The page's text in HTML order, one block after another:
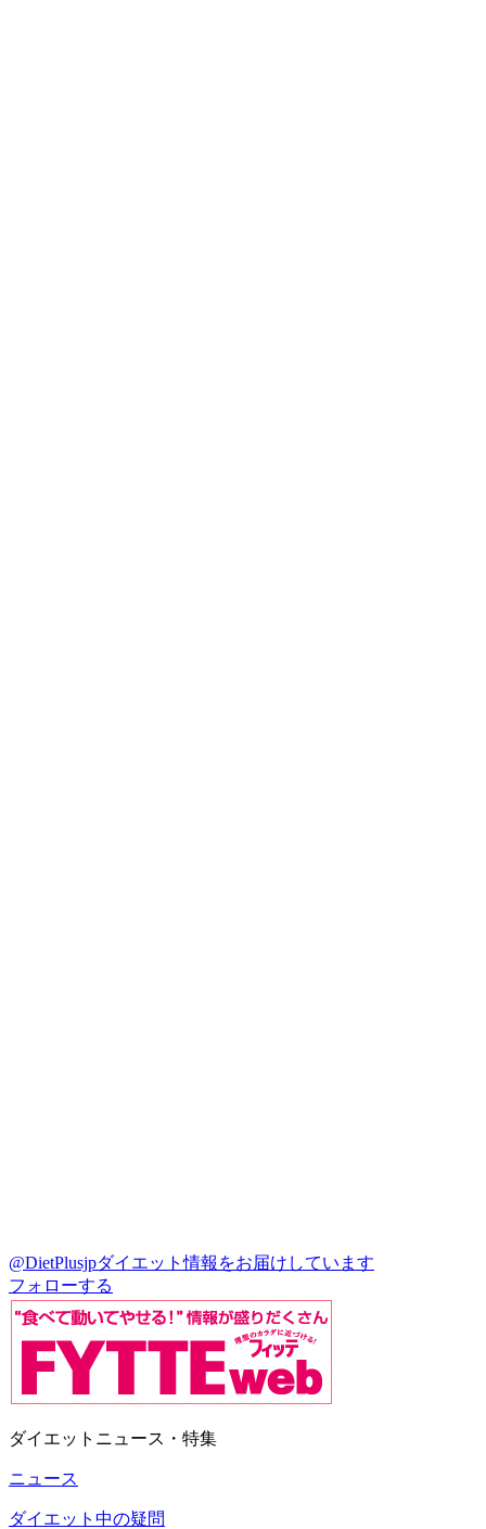
@DietPlusjpダイエット情報をお届けしています
フォローする
ダイエットニュース・特集
ニュース
ダイエット中の疑問